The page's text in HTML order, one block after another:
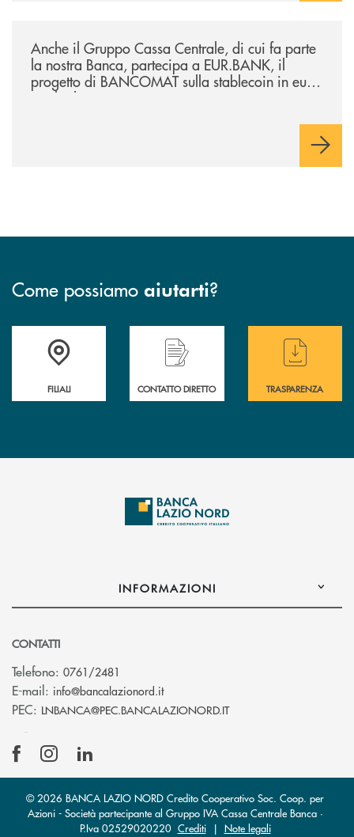
Anche il Gruppo Cassa Centrale, di cui fa parte
la nostra Banca, partecipa a EUR.BANK, il
progetto di BANCOMAT sulla stablecoin in euro
e sul relativo ecosistema
Come possiamo aiutarti?
Trova la filiale più vicina a te
FILIALI
Hai bisogno di assistenza immediata ?
CONTATTO DIRETTO
Hai bisogno di
TRASPARENZA
INFORMAZIONI
CONTATTI
Telefono: 0761/2481
E-mail: info@bancalazionord.it(si apre l’app di posta elettronica)
PEC: LNBANCA@PEC.BANCALAZIONORD.IT(si apre l’app di posta
© 2026 BANCA LAZIO NORD Credito Cooperativo Soc. Coop. per
Azioni - Società partecipante al Gruppo IVA Cassa Centrale Banca ·
P.Iva 02529020220 Crediti| Note legali